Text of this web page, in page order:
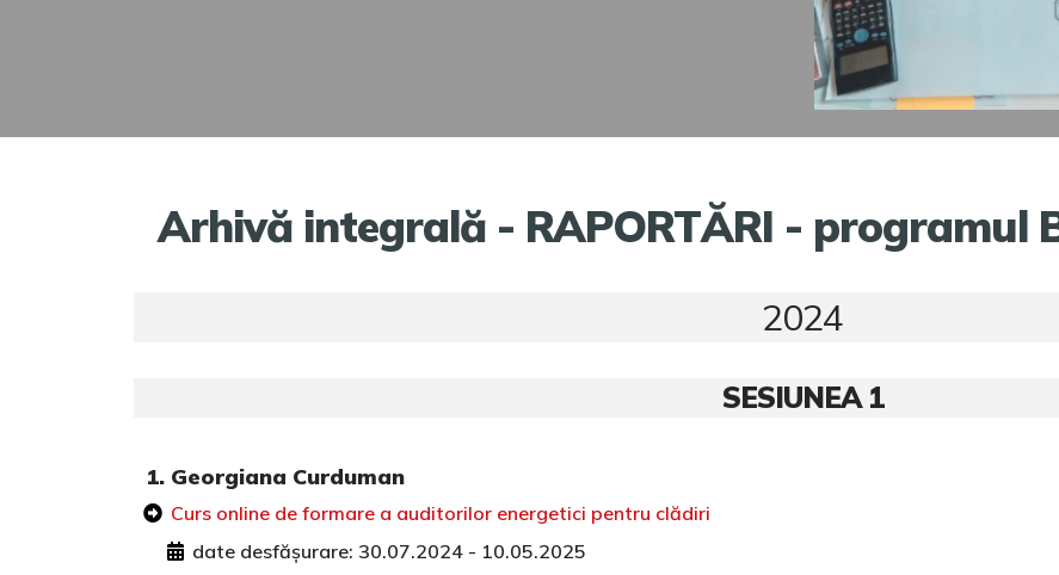
Arhivă integrală - RAPORTĂRI - programul
2024
SESIUNEA 1
1. Georgiana Curduman
Curs online de formare a auditorilor energetici pentru clădiri
date desfășurare: 30.07.2024 - 10.05.2025